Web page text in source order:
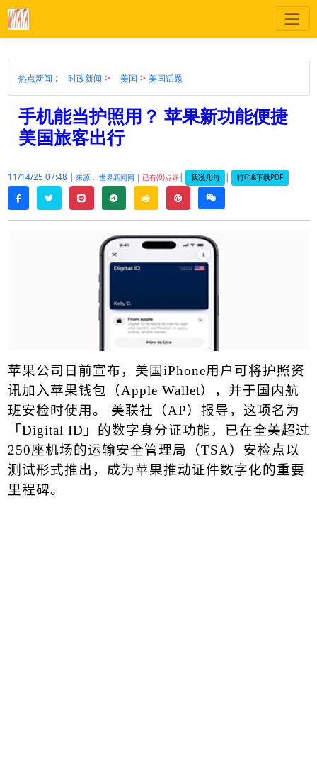
热点新闻 : 时政新闻 > 美国 > 美国话题
手机能当护照用？ 苹果新功能便捷
美国旅客出行
11/14/25 07:48 | 来源： 世界新闻网 | 已有(0)点评| 我说几句 | 打印&下载PDF
facebooktwitterline telegramreddit pinterestweixin
苹果公司日前宣布，美国iPhone用户可将护照资
讯加入苹果钱包（Apple Wallet），并于国内航
班安检时使用。 美联社（AP）报导，这项名为
「Digital ID 」的数字身分证功能，已在全美超过
250座机场的运输安全管理局（TSA）安检点以
测试形式推出，成为苹果推动证件数字化的重要
里程碑。